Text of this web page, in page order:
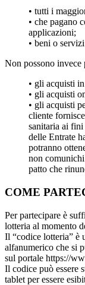
• tutti i
• che pagano
applicazioni;
• beni o
Non possono invece
• gli acquisti
• gli acquisti
• gli acquisti
cliente
sanitaria ai
delle Entrate
potranno
non
patto che
COME
Per partecipare è
lotteria al momento
Il “codice lotteria” è
alfanumerico che si
sul portale https://
Il codice può essere
tablet per essere